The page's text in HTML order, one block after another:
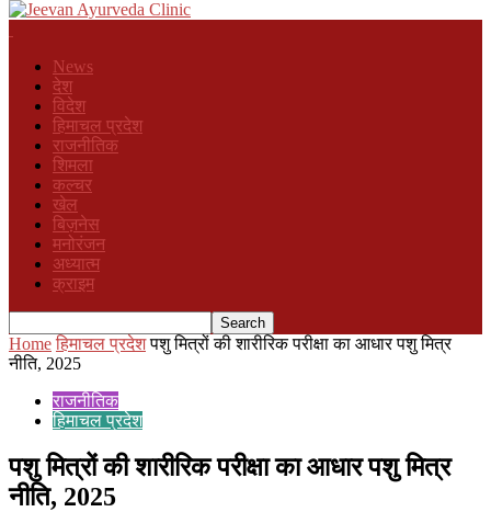
News
देश
विदेश
हिमाचल प्रदेश
राजनीतिक
शिमला
कल्चर
खेल
बिज़नेस
मनोरंजन
अध्यात्म
क्राइम
Home हिमाचल प्रदेश पशु मित्रों की शारीरिक परीक्षा का आधार पशु मित्र
नीति, 2025
राजनीतिक
हिमाचल प्रदेश
पशु मित्रों की शारीरिक परीक्षा का आधार पशु मित्र
नीति, 2025